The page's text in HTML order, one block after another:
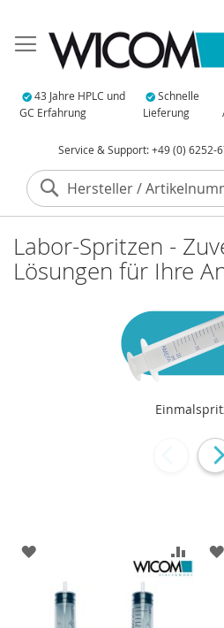
43 Jahre HPLC und
GC Erfahrung
Schnelle
Lieferung
Suche
Service & Support: +49 (0) 6252-
Labor-Spritzen -
Lösungen für Ihre
ZUR WUNSCHLISTE ZUR